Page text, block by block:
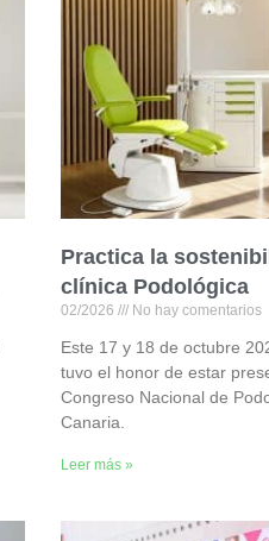
Practica la
clínica Podológica
02/2026 No hay comentarios
Este 17 y 18 de octubre
tuvo el honor de estar
Congreso Nacional de
Canaria.
Leer más »